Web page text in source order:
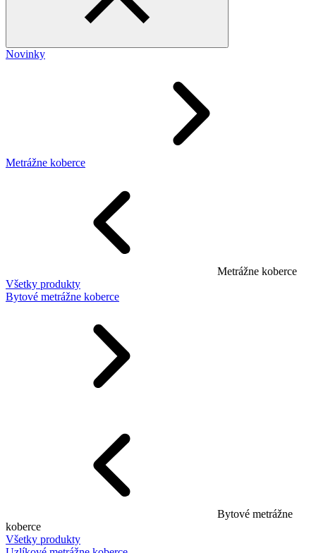
Novinky
Metrážne koberce
Metrážne koberce
Všetky produkty
Bytové metrážne koberce
Bytové metrážne
koberce
Všetky produkty